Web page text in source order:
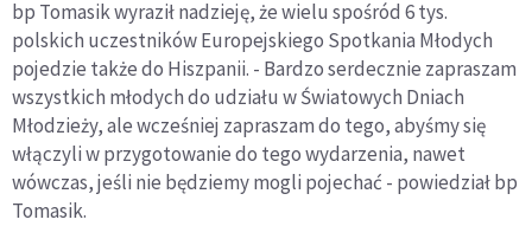
bp Tomasik wyraził nadzieję, że wielu spośród 6 tys.
polskich uczestników Europejskiego Spotkania Młodych
pojedzie także do Hiszpanii. - Bardzo serdecznie zapraszam
wszystkich młodych do udziału w Światowych Dniach
Młodzieży, ale wcześniej zapraszam do tego, abyśmy się
włączyli w przygotowanie do tego wydarzenia, nawet
wówczas, jeśli nie będziemy mogli pojechać - powiedział bp
Tomasik.